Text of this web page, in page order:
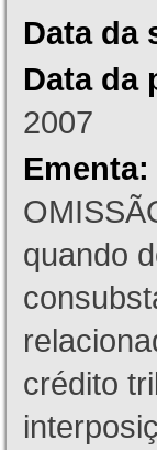
Data da
Data da
2007
Ementa:
quando
crédito